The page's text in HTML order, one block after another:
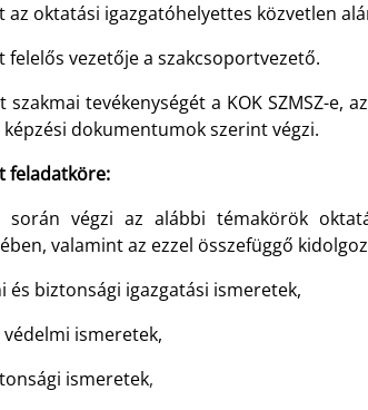
az oktatási igazgatóhelyettes közvetlen
felelős vezetője a szakcsoportvezető.
szakmai tevékenységét a KOK SZMSZ-
dokumentumok szerint végzi.
feladatköre:
során végzi az alábbi témakörök
valamint az ezzel összefüggő
és biztonsági igazgatási ismeretek,
ismeretek,
ismeretek,